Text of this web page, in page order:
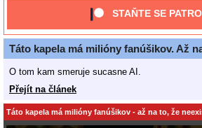
STAŇTE SE
Táto kapela má milióny fanúšikov. Až
O tom kam smeruje sucasne AI.
Přejít na článek
Táto kapela má milióny fanúšikov - až na to, že